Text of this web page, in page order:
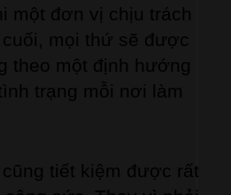
mọi thứ sẽ được
theo một định hướng
trạng mỗi nơi làm
tiết kiệm được rất